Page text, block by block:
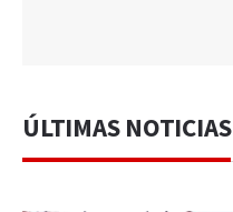
ÚLTIMAS NOTICIAS